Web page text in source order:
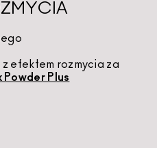
efektem rozmycia za
Powder Plus